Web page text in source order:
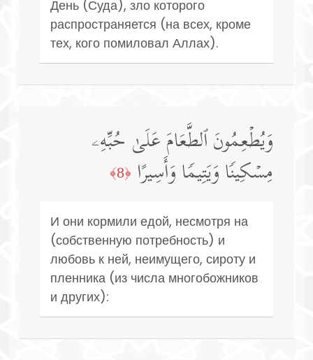
День (Суда), зло которого
распространяется (на всех, кроме
тех, кого помиловал Аллах).
وَیُطۡعِمُونَ ٱلطَّعَامَ عَلَىٰ حُبِّهِۦ
مِسۡكِینࣰا وَیَتِیمࣰا وَأَسِیرًا ﴿8﴾
И они кормили едой, несмотря на
(собственную потребность) и
любовь к ней, неимущего, сироту и
пленника (из числа многобожников
и других):